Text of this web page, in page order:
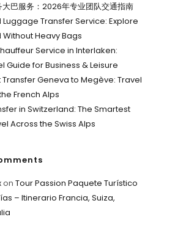
大巴服务：2026年专业团队交通指南
Transfer Service: Explore
Heavy Bags
Service in Interlaken:
Guide for Business & Leisure
Transfer Geneva to Megève: Travel
French Alps
in Switzerland: The Smartest
Across the Swiss Alps
on Tour Passion Paquete Turístico
– Itinerario Francia, Suiza,